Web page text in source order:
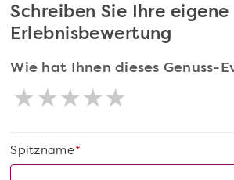
Schreiben Sie Ihre eigene
Erlebnisbewertung
Wie hat Ihnen dieses Genuss-
*
Spitzname